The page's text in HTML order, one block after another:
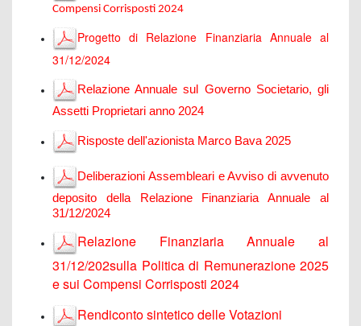
Compensi Corrisposti 2024
Progetto di Relazione Finanziaria Annuale al
31/12/2024
Relazione Annuale sul Governo Societario, gli
Assetti Proprietari anno 2024
Risposte dell'azionista Marco Bava 2025
Deliberazioni Assembleari e Avviso di avvenuto
deposito della Relazione Finanziaria Annuale al
31/12/2024
Relazione Finanziaria Annuale al
31/12/202sulla Politica di Remunerazione 2025
e sui Compensi Corrisposti 2024
Rendiconto sintetico delle Votazioni